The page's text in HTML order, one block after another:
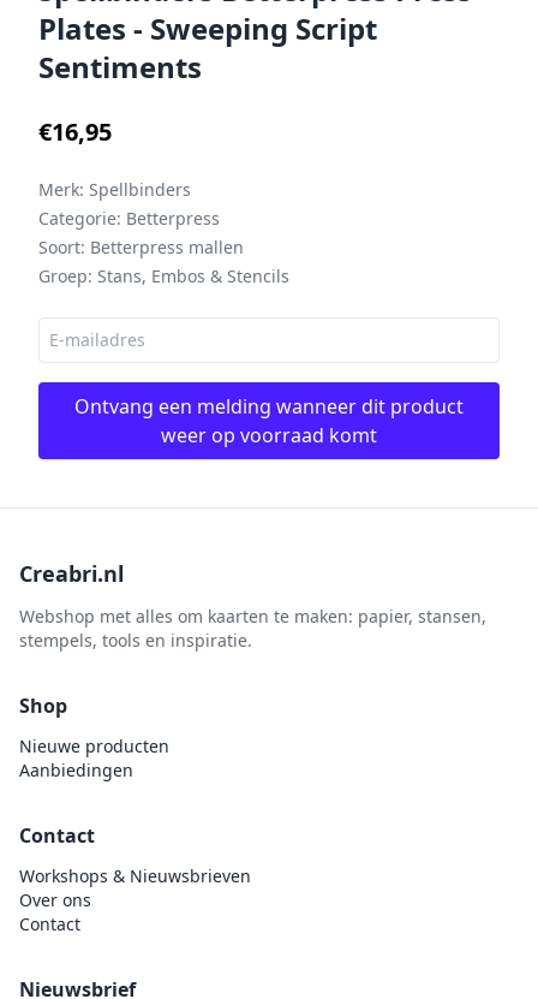
Plates - Sweeping Script
Sentiments
€16,95
Merk: Spellbinders
Categorie: Betterpress
Soort: Betterpress mallen
Groep: Stans, Embos & Stencils
Ontvang een melding wanneer dit product
weer op voorraad komt
Creabri.nl
Webshop met alles om kaarten te maken: papier, stansen,
stempels, tools en inspiratie.
Shop
Nieuwe producten
Aanbiedingen
Contact
Workshops & Nieuwsbrieven
Over ons
Contact
Nieuwsbrief